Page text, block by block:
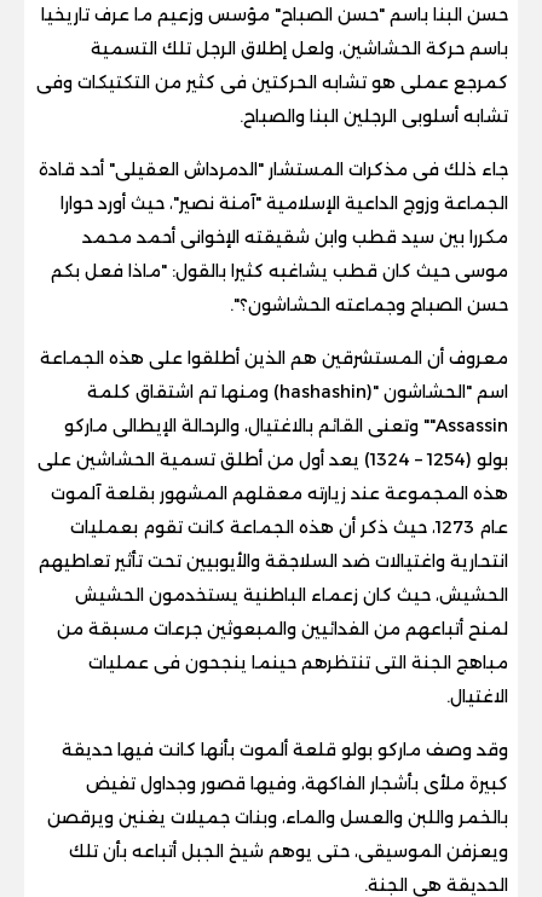
حسن البنا باسم "حسن الصباح" مؤسس وزعيم ما عرف تاريخيا
باسم حركة الحشاشين، ولعل إطلاق الرجل تلك التسمية
كمرجع عملى هو تشابه الحركتين فى كثير من التكتيكات وفى
تشابه أسلوبى الرجلين البنا والصباح.
جاء ذلك فى مذكرات المستشار "الدمرداش العقيلى" أحد قادة
الجماعة وزوج الداعية الإسلامية "آمنة نصير"، حيث أورد حوارا
مكررا بين سيد قطب وابن شقيقته الإخوانى أحمد محمد
موسى حيث كان قطب يشاغبه كثيرا بالقول: "ماذا فعل بكم
حسن الصباح وجماعته الحشاشون؟".
معروف أن المستشرقين هم الذين أطلقوا على هذه الجماعة
اسم "الحشاشون "(hashashin) ومنها تم اشتقاق كلمة
Assassin"" وتعنى القائم بالاغتيال، والرحالة الإيطالى ماركو
بولو (1254 – 1324) يعد أول من أطلق تسمية الحشاشين على
هذه المجموعة عند زيارته معقلهم المشهور بقلعة آلموت
عام 1273، حيث ذكر أن هذه الجماعة كانت تقوم بعمليات
انتحارية واغتيالات ضد السلاجقة والأيوبيين تحت تأثير تعاطيهم
الحشيش، حيث كان زعماء الباطنية يستخدمون الحشيش
لمنح أتباعهم من الفدائيين والمبعوثين جرعات مسبقة من
مباهج الجنة التى تنتظرهم حينما ينجحون فى عمليات
الاغتيال.
وقد وصف ماركو بولو قلعة ألموت بأنها كانت فيها حديقة
كبيرة ملأى بأشجار الفاكهة، وفيها قصور وجداول تفيض
بالخمر واللبن والعسل والماء، وبنات جميلات يغنين ويرقصن
ويعزفن الموسيقى، حتى يوهم شيخ الجبل أتباعه بأن تلك
الحديقة هى الجنة.